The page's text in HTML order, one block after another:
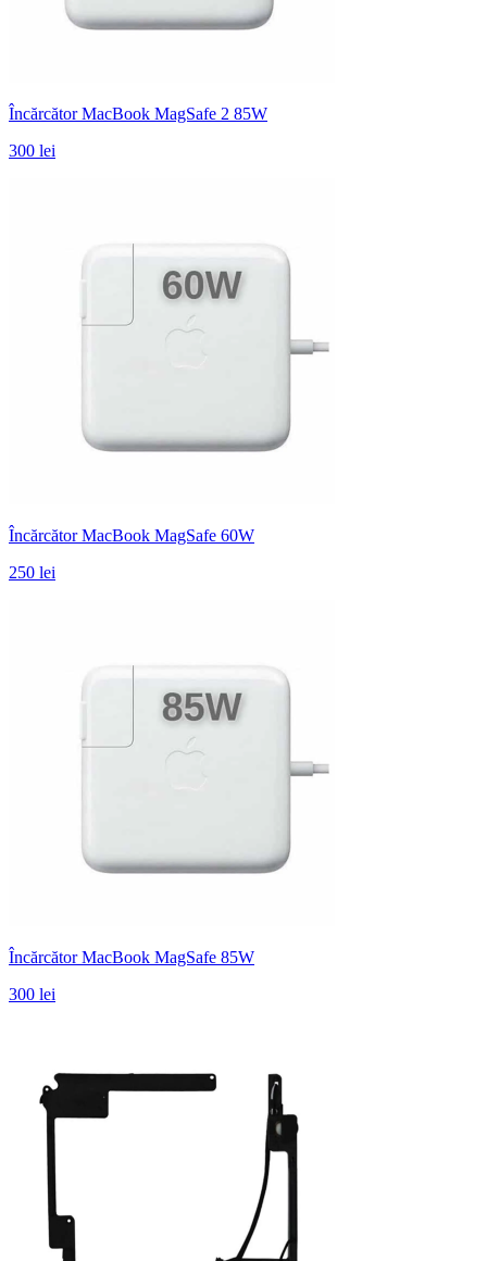
Încărcător MacBook MagSafe 2 85W
300 lei
Încărcător MacBook MagSafe 60W
250 lei
Încărcător MacBook MagSafe 85W
300 lei